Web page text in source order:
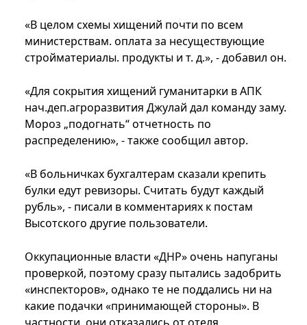
«В целом схемы хищений почти по всем
министерствам. оплата за несуществующие
стройматериалы. продукты и т. д.», - добавил он.
«Для сокрытия хищений гуманитарки в АПК
нач.деп.агроразвития Джулай дал команду заму.
Мороз „подогнать“ отчетность по
распределению», - также сообщил автор.
«В больничках бухгалтерам сказали крепить
булки едут ревизоры. Считать будут каждый
рубль», - писали в комментариях к постам
Высотского другие пользователи.
Оккупационные власти «ДНР» очень напуганы
проверкой, поэтому сразу пытались задобрить
«инспекторов», однако те не поддались ни на
какие подачки «принимающей стороны». В